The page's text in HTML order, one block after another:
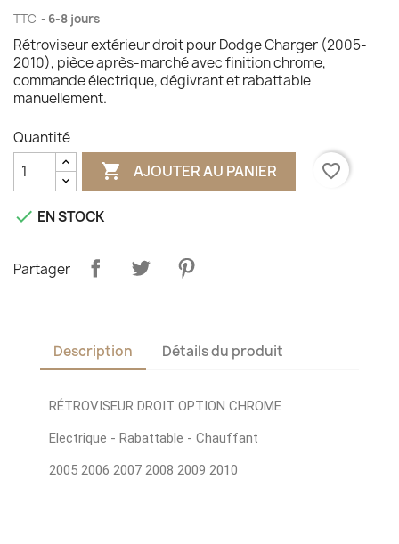
TTC 6-8 jours
Rétroviseur extérieur droit pour Dodge Charger (2005-
2010), pièce après-marché avec finition chrome,
commande électrique, dégivrant et rabattable
manuellement.
Quantité
 AJOUTER AU PANIER favorite_border
 EN STOCK
Partager
Description Détails du produit
RÉTROVISEUR DROIT OPTION CHROME
Electrique - Rabattable - Chauffant
2005 2006 2007 2008 2009 2010